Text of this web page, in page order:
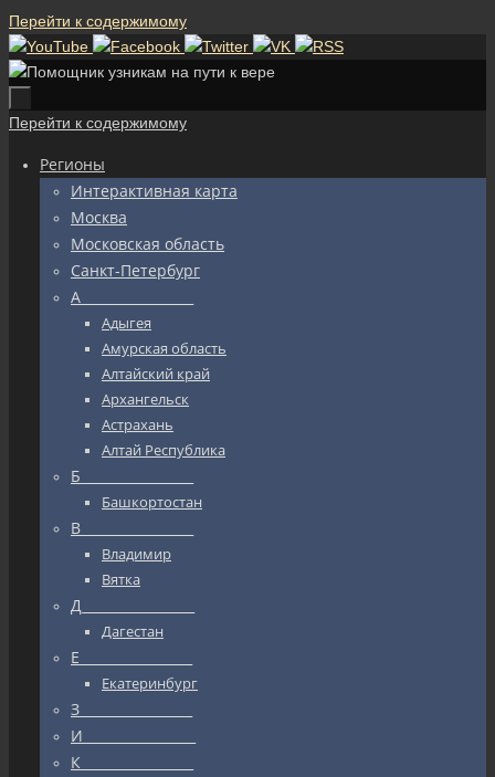
Перейти к содержимому
Перейти к содержимому
Регионы
Интерактивная карта
Москва
Московская область
Санкт-Петербург
А_________________
Адыгея
Амурская область
Алтайский край
Архангельск
Астрахань
Алтай Республика
Б_________________
Башкортостан
В_________________
Владимир
Вятка
Д_________________
Дагестан
Е_________________
Екатеринбург
З_________________
И_________________
К_________________